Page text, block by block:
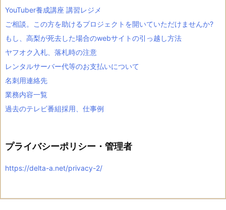
YouTuber養成講座 講習レジメ
ご相談。この方を助けるプロジェクトを開いていただけませんか?
もし、高梨が死去した場合のwebサイトの引っ越し方法
ヤフオク入札、落札時の注意
レンタルサーバー代等のお支払いについて
名刺用連絡先
業務内容一覧
過去のテレビ番組採用、仕事例
プライバシーポリシー・管理者
https://delta-a.net/privacy-2/